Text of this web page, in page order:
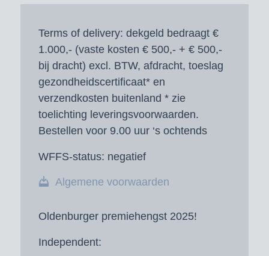
Terms of delivery: dekgeld bedraagt €
1.000,- (vaste kosten € 500,- + € 500,-
bij dracht) excl. BTW, afdracht, toeslag
gezondheidscertificaat* en
verzendkosten buitenland * zie
toelichting leveringsvoorwaarden.
Bestellen voor 9.00 uur ‘s ochtends
WFFS-status: negatief
Algemene voorwaarden
Oldenburger premiehengst 2025!
Independent: